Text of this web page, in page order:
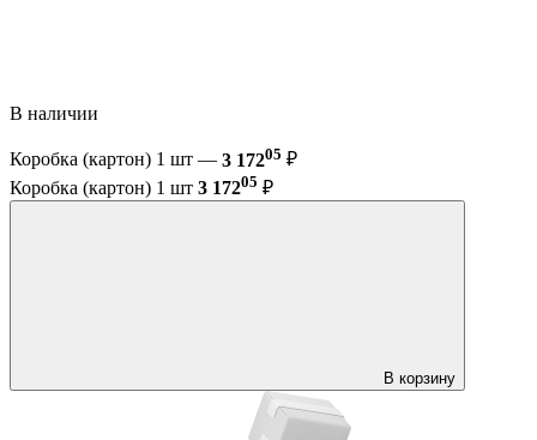
В наличии
Коробка (картон) 1 шт — 3 17205 ₽
Коробка (картон) 1 шт 3 17205 ₽
В корзину